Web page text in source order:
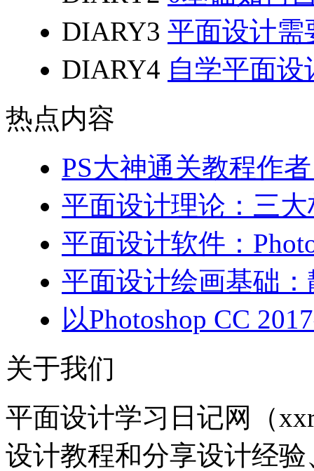
DIARY3 平面设计需
DIARY4 自学平面
热点内容
PS大神通关教程作
平面设计理论：三
平面设计软件：
平面设计绘画基础
以Photoshop CC
关于我们
平面设计学习日记网（
设计教程和分享设计经